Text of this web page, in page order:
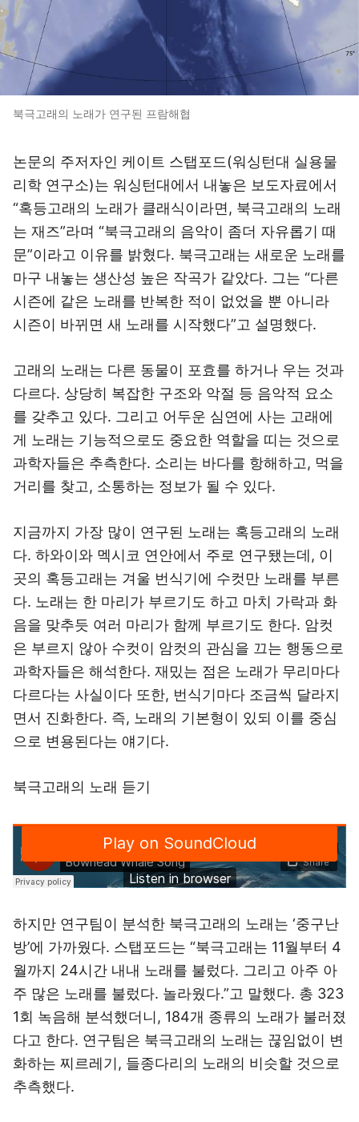
북극고래의 노래가 연구된 프람해협
논문의 주저자인 케이트 스탭포드(워싱턴대 실용물
리학 연구소)는 워싱턴대에서 내놓은 보도자료에서
“혹등고래의 노래가 클래식이라면, 북극고래의 노래
는 재즈”라며 “북극고래의 음악이 좀더 자유롭기 때
문”이라고 이유를 밝혔다. 북극고래는 새로운 노래를
마구 내놓는 생산성 높은 작곡가 같았다. 그는 “다른
시즌에 같은 노래를 반복한 적이 없었을 뿐 아니라
시즌이 바뀌면 새 노래를 시작했다”고 설명했다.
고래의 노래는 다른 동물이 포효를 하거나 우는 것과
다르다. 상당히 복잡한 구조와 악절 등 음악적 요소
를 갖추고 있다. 그리고 어두운 심연에 사는 고래에
게 노래는 기능적으로도 중요한 역할을 띠는 것으로
과학자들은 추측한다. 소리는 바다를 항해하고, 먹을
거리를 찾고, 소통하는 정보가 될 수 있다.
지금까지 가장 많이 연구된 노래는 혹등고래의 노래
다. 하와이와 멕시코 연안에서 주로 연구됐는데, 이
곳의 혹등고래는 겨울 번식기에 수컷만 노래를 부른
다. 노래는 한 마리가 부르기도 하고 마치 가락과 화
음을 맞추듯 여러 마리가 함께 부르기도 한다. 암컷
은 부르지 않아 수컷이 암컷의 관심을 끄는 행동으로
과학자들은 해석한다. 재밌는 점은 노래가 무리마다
다르다는 사실이다 또한, 번식기마다 조금씩 달라지
면서 진화한다. 즉, 노래의 기본형이 있되 이를 중심
으로 변용된다는 얘기다.
북극고래의 노래 듣기
하지만 연구팀이 분석한 북극고래의 노래는 ‘중구난
방’에 가까웠다. 스탭포드는 “북극고래는 11월부터 4
월까지 24시간 내내 노래를 불렀다. 그리고 아주 아
주 많은 노래를 불렀다. 놀라웠다.”고 말했다. 총 323
1회 녹음해 분석했더니, 184개 종류의 노래가 불러졌
다고 한다. 연구팀은 북극고래의 노래는 끊임없이 변
화하는 찌르레기, 들종다리의 노래의 비슷할 것으로
추측했다.